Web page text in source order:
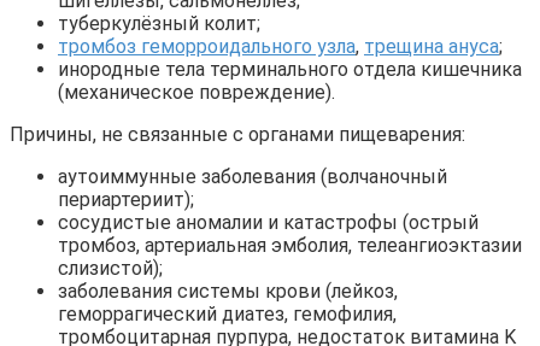
туберкулёзный колит;
тромбоз геморроидального узла, трещина ануса;
инородные тела терминального отдела кишечника
(механическое повреждение).
Причины, не связанные с органами пищеварения:
аутоиммунные заболевания (волчаночный
периартериит);
сосудистые аномалии и катастрофы (острый
тромбоз, артериальная эмболия, телеангиоэктазии
слизистой);
заболевания системы крови (лейкоз,
геморрагический диатез, гемофилия,
тромбоцитарная пурпура, недостаток витамина K